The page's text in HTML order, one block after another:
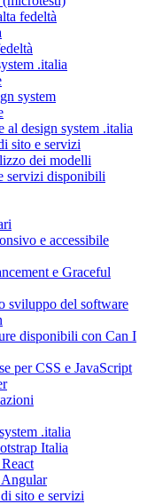
fedeltà
.italia
system
al design system .italia
sito e servizi
dei modelli
servizi disponibili
e accessibile
e Graceful
sviluppo del software
disponibili con Can I
per CSS e JavaScript
.italia
Italia
sito e servizi